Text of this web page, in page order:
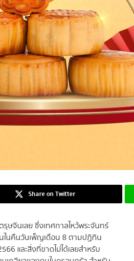
Share on Twitter
จีนเลย ซึ่งเทศกาลไหว้พระจันทร์
ในคืนวันเพ็ญเดือน 8 ตามปฏิทิน
และสิ่งที่ขาดไม่ได้เลยสำหรับ